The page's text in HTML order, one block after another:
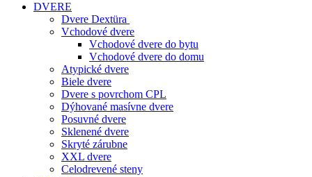
DVERE
Dvere Dextüra
Vchodové dvere
Vchodové dvere do bytu
Vchodové dvere do domu
Atypické dvere
Biele dvere
Dvere s povrchom CPL
Dýhované masívne dvere
Posuvné dvere
Sklenené dvere
Skryté zárubne
XXL dvere
Celodrevené steny